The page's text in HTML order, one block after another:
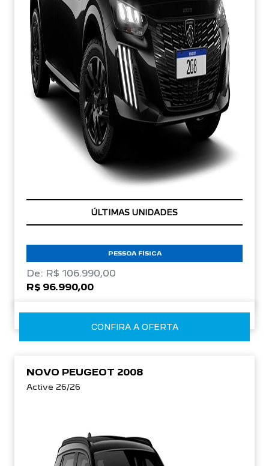
CONDIÇÃO IMPERDÍVEL
PESSOA FÍSICA
De: R$ 106.990,00
R$ 96.990,00
CONFIRA A OFERTA
NOVO PEUGEOT 2008
Active 26/26